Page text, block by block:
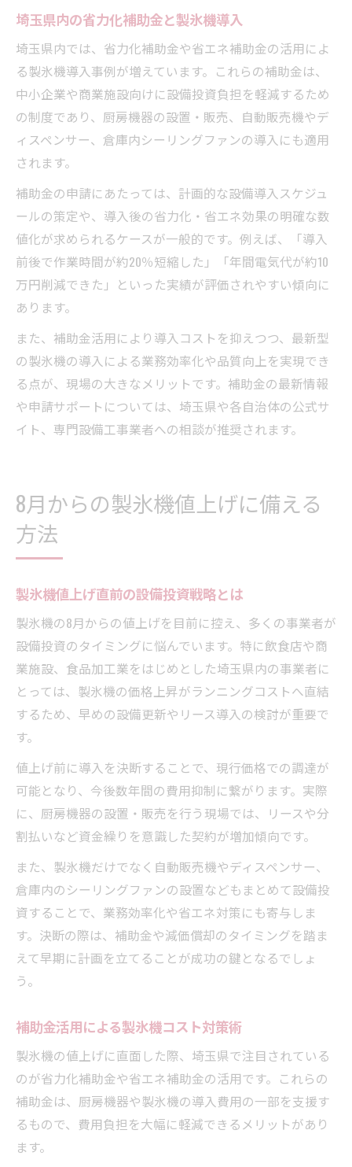
埼玉県内の省力化補助金と製氷機導入
埼玉県内では、省力化補助金や省エネ補助金の活用によ
る製氷機導入事例が増えています。これらの補助金は、
中小企業や商業施設向けに設備投資負担を軽減するため
の制度であり、厨房機器の設置・販売、自動販売機やデ
ィスペンサー、倉庫内シーリングファンの導入にも適用
されます。
補助金の申請にあたっては、計画的な設備導入スケジュ
ールの策定や、導入後の省力化・省エネ効果の明確な数
値化が求められるケースが一般的です。例えば、「導入
前後で作業時間が約20％短縮した」「年間電気代が約10
万円削減できた」といった実績が評価されやすい傾向に
あります。
また、補助金活用により導入コストを抑えつつ、最新型
の製氷機の導入による業務効率化や品質向上を実現でき
る点が、現場の大きなメリットです。補助金の最新情報
や申請サポートについては、埼玉県や各自治体の公式サ
イト、専門設備工事業者への相談が推奨されます。
8月からの製氷機値上げに備える
方法
製氷機値上げ直前の設備投資戦略とは
製氷機の8月からの値上げを目前に控え、多くの事業者が
設備投資のタイミングに悩んでいます。特に飲食店や商
業施設、食品加工業をはじめとした埼玉県内の事業者に
とっては、製氷機の価格上昇がランニングコストへ直結
するため、早めの設備更新やリース導入の検討が重要で
す。
値上げ前に導入を決断することで、現行価格での調達が
可能となり、今後数年間の費用抑制に繋がります。実際
に、厨房機器の設置・販売を行う現場では、リースや分
割払いなど資金繰りを意識した契約が増加傾向です。
また、製氷機だけでなく自動販売機やディスペンサー、
倉庫内のシーリングファンの設置などもまとめて設備投
資することで、業務効率化や省エネ対策にも寄与しま
す。決断の際は、補助金や減価償却のタイミングを踏ま
えて早期に計画を立てることが成功の鍵となるでしょ
う。
補助金活用による製氷機コスト対策術
製氷機の値上げに直面した際、埼玉県で注目されている
のが省力化補助金や省エネ補助金の活用です。これらの
補助金は、厨房機器や製氷機の導入費用の一部を支援す
るもので、費用負担を大幅に軽減できるメリットがあり
ます。